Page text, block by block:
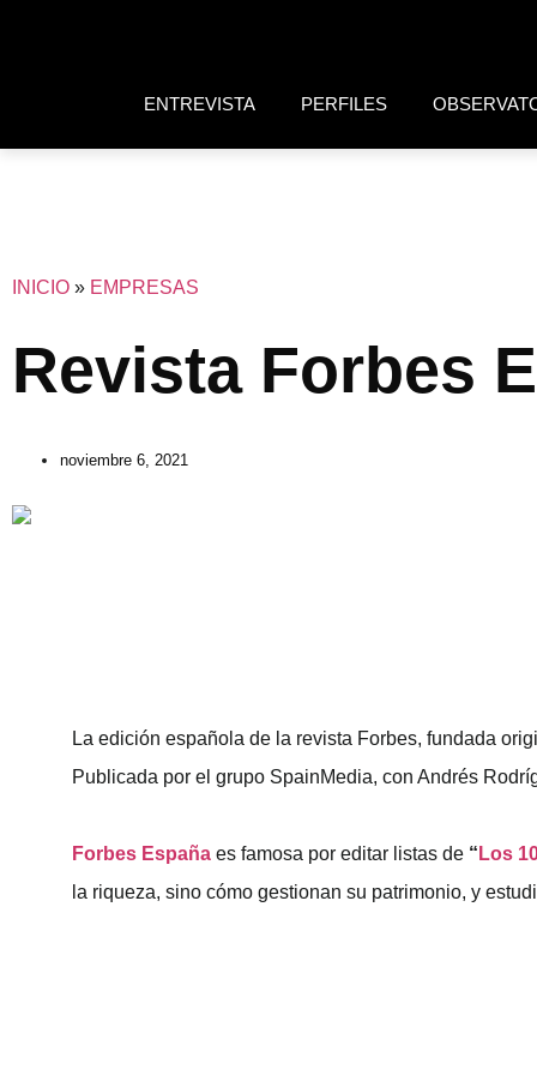
ENTREVISTA PERFILES
INICIO » EMPRESAS
Revista Forbes
noviembre 6, 2021
La edición española de la revista Forbes, fundada
Publicada por el grupo SpainMedia, con Andrés
Forbes España es famosa por editar listas de “ Los
la riqueza, sino cómo gestionan su patrimonio, y